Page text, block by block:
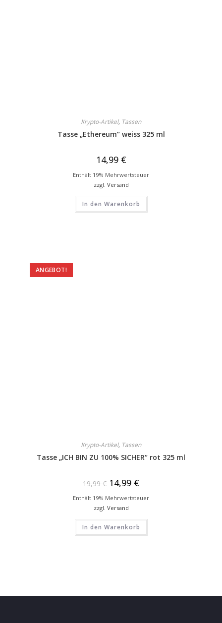
Krypto-Artikel, Tassen
Tasse „Ethereum“ weiss 325 ml
14,99 €
Enthält 19% Mehrwertsteuer
zzgl. Versand
In den Warenkorb
ANGEBOT!
Krypto-Artikel, Tassen
Tasse „ICH BIN ZU 100% SICHER“ rot 325 ml
19,99€ 14,99 €
Enthält 19% Mehrwertsteuer
zzgl. Versand
In den Warenkorb